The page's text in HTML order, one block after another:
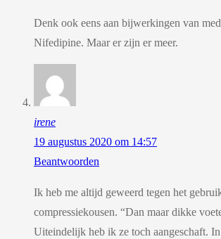
Denk ook eens aan bijwerkingen van
Nifedipine. Maar er zijn er meer.
irene
19 augustus 2020 om 14:57
Beantwoorden
Ik heb me altijd geweerd tegen het
compressiekousen. “Dan maar dikke
Uiteindelijk heb ik ze toch aangeschaft.